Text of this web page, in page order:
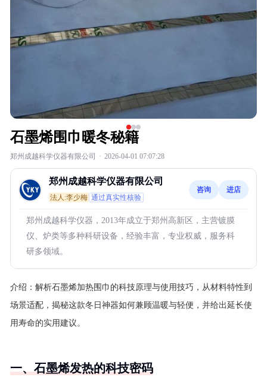
石墨烯围巾暖冬秘籍
郑州成越科学仪器有限公司 · 2026-04-01 07:07:28
郑州成越科学仪器有限公司
法人:李少梅 通过真实性核验
咨询 进店
郑州成越科学仪器，2013年成立于郑州高新区，主营镀膜
仪、炉类等多种科研设备，经验丰富，专业权威，服务科
研多领域。
介绍： 解析石墨烯加热围巾的科技原理与使用技巧，从材料特性到
场景适配，揭秘这款冬日神器如何兼顾温暖与轻便，并给出延长使
用寿命的实用建议。
一、石墨烯发热的科技密码